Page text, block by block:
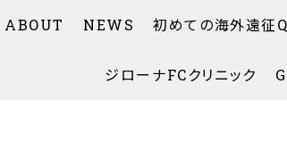
ABOUT NEWS 初めての海外遠征
ジローナFCクリニック